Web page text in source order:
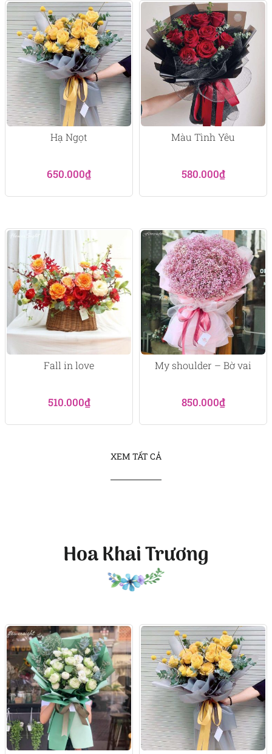
Hạ Ngọt
650.000₫
Màu Tình Yêu
580.000₫
Fall in love
510.000₫
My shoulder – Bờ vai
850.000₫
XEM TẤT CẢ
Hoa Khai Trương